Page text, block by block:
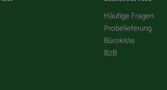
Häufige Fragen
Probelieferung
Bürokiste
B2B